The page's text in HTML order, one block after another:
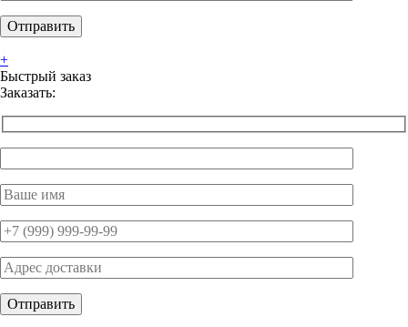
+
Быстрый заказ
Заказать: